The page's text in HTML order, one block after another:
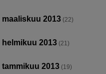
maaliskuu 2013 (22)
helmikuu 2013 (21)
tammikuu 2013 (19)